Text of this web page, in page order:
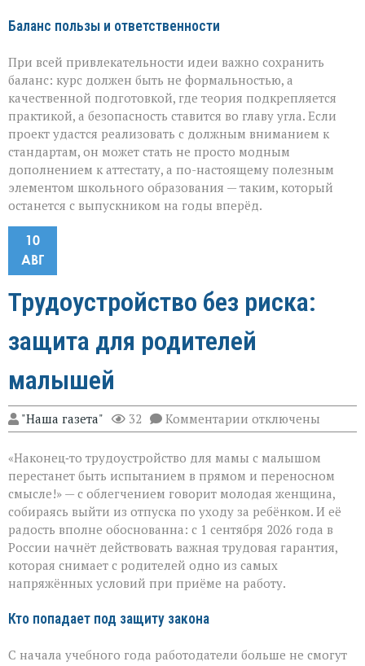
Баланс пользы и ответственности
При всей привлекательности идеи важно сохранить
баланс: курс должен быть не формальностью, а
качественной подготовкой, где теория подкрепляется
практикой, а безопасность ставится во главу угла. Если
проект удастся реализовать с должным вниманием к
стандартам, он может стать не просто модным
дополнением к аттестату, а по-настоящему полезным
элементом школьного образования — таким, который
останется с выпускником на годы вперёд.
10
АВГ
Трудоустройство без риска:
защита для родителей
малышей
"Наша газета" 32 Комментарии к
записи
без
риска:
защита
для
родителей
малышей
отключены
«Наконец‑то трудоустройство для мамы с малышом
перестанет быть испытанием в прямом и переносном
смысле!» — с облегчением говорит молодая женщина,
собираясь выйти из отпуска по уходу за ребёнком. И её
радость вполне обоснованна: с 1 сентября 2026 года в
России начнёт действовать важная трудовая гарантия,
которая снимает с родителей одно из самых
напряжённых условий при приёме на работу.
Кто попадает под защиту закона
С начала учебного года работодатели больше не смогут